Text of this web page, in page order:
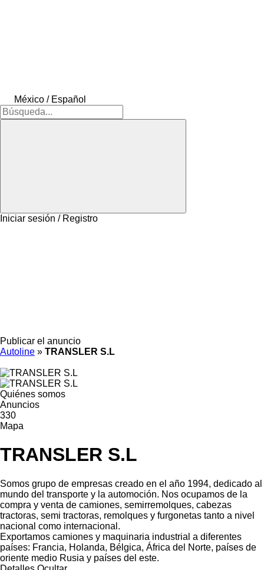
México / Español
Iniciar sesión / Registro
Publicar el anuncio
Autoline » TRANSLER S.L
Quiénes somos
Anuncios
330
Mapa
TRANSLER S.L
Somos grupo de empresas creado en el año 1994, dedicado al
mundo del transporte y la automoción. Nos ocupamos de la
compra y venta de camiones, semirremolques, cabezas
tractoras, semi tractoras, remolques y furgonetas tanto a nivel
nacional como internacional.
Exportamos camiones y maquinaria industrial a diferentes
países: Francia, Holanda, Bélgica, África del Norte, países de
oriente medio Rusia y países del este.